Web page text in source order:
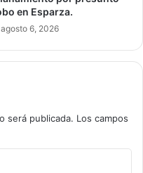
en Esparza.
agosto 6, 2026
será publicada. Los campos